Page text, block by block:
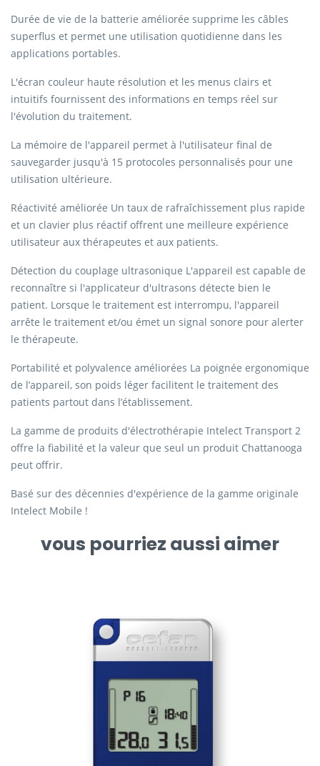
Durée de vie de la batterie améliorée supprime les câbles
superflus et permet une utilisation quotidienne dans les
applications portables.
L'écran couleur haute résolution et les menus clairs et
intuitifs fournissent des informations en temps réel sur
l'évolution du traitement.
La mémoire de l'appareil permet à l'utilisateur final de
sauvegarder jusqu'à 15 protocoles personnalisés pour une
utilisation ultérieure.
Réactivité améliorée Un taux de rafraîchissement plus rapide
et un clavier plus réactif offrent une meilleure expérience
utilisateur aux thérapeutes et aux patients.
Détection du couplage ultrasonique L'appareil est capable de
reconnaître si l'applicateur d'ultrasons détecte bien le
patient. Lorsque le traitement est interrompu, l'appareil
arrête le traitement et/ou émet un signal sonore pour alerter
le thérapeute.
Portabilité et polyvalence améliorées La poignée ergonomique
de l’appareil, son poids léger facilitent le traitement des
patients partout dans l’établissement.
La gamme de produits d'électrothérapie Intelect Transport 2
offre la fiabilité et la valeur que seul un produit Chattanooga
peut offrir.
Basé sur des décennies d'expérience de la gamme originale
Intelect Mobile !
vous pourriez aussi aimer